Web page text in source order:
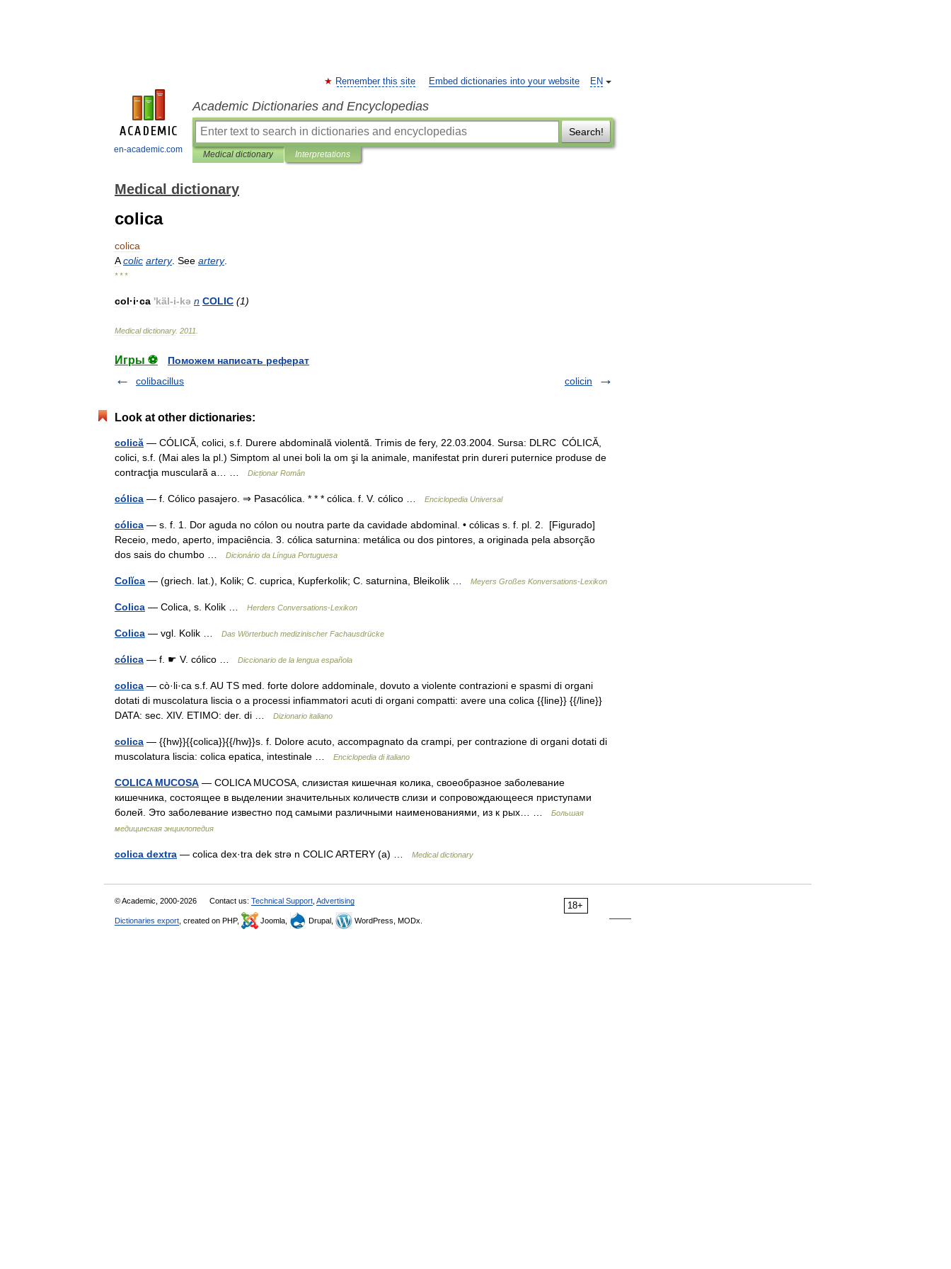
en-academic.com
EN
Remember this site Embed dictionaries into your website
Academic Dictionaries and Encyclopedias
Search!
Medical dictionary Interpretations
Medical dictionary
colica
colica
A colic artery. See artery.
* * *
col·i·ca 'käl-i-kə n COLIC (1)
Medical dictionary. 2011
Игры ⚽
Поможем написать реферат
colibacillus
colicin
Look at other dictionaries:
colică — CÓLICĂ, colici, s.f. Durere abdominală violentă. Trimis de fery, 22.03.2004. Sursa: DLRC CÓLICĂ,
colici, s.f. (Mai ales la pl.) Simptom al unei boli la om şi la animale, manifestat prin dureri puternice produse de
contracţia musculară a… …
Dicționar Român
cólica — f. Cólico pasajero. ⇒ Pasacólica. * * * cólica. f. V. cólico … Enciclopedia Universal
cólica — s. f. 1. Dor aguda no cólon ou noutra parte da cavidade abdominal. • cólicas s. f. pl. 2. [Figurado]
Receio, medo, aperto, impaciência. 3. cólica saturnina: metálica ou dos pintores, a originada pela absorção
dos sais do chumbo …
Dicionário da Língua Portuguesa
Colĭca — (griech. lat.), Kolik; C. cuprica, Kupferkolik; C. saturnina, Bleikolik … Meyers Großes Konversations-Lexikon
Colica — Colica, s. Kolik … Herders Conversations-Lexikon
Colica — vgl. Kolik … Das Wörterbuch medizinischer Fachausdrücke
cólica — f. ☛ V. cólico … Diccionario de la lengua española
colica — cò·li·ca s.f. AU TS med. forte dolore addominale, dovuto a violente contrazioni e spasmi di organi
dotati di muscolatura liscia o a processi infiammatori acuti di organi compatti: avere una colica {{line}} {{/line}}
DATA: sec. XIV. ETIMO: der. di …
Dizionario italiano
colica — {{hw}}{{colica}}{{/hw}}s. f. Dolore acuto, accompagnato da crampi, per contrazione di organi dotati di
muscolatura liscia: colica epatica, intestinale …
Enciclopedia di italiano
COLICA MUCOSA — COLICA MUCOSA, слизистая кишечная колика, своеобразное заболевание
кишечника, состоящее в выделении значительных количеств слизи и сопровождающееся приступами
болей. Это заболевание известно под самыми различными наименованиями, из к рых… …
Большая
медицинская энциклопедия
colica dextra — colica dex·tra dek strə n COLIC ARTERY (a) … Medical dictionary
18+
© Academic, 2000-2026 Contact us: Technical Support Advertising
Dictionaries export , created on PHP, Joomla, Drupal, WordPress, MODx.